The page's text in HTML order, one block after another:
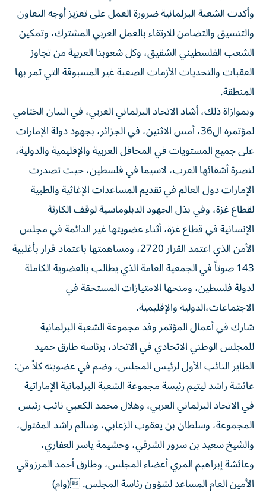
وأكدت الشعبة البرلمانية ضرورة العمل على تعزيز أوجه التعاون
والتنسيق والتضامن للارتقاء بالعمل العربي المشترك، وتمكين
الشعب الفلسطيني الشقيق، وكل شعوبنا العربية من تجاوز
العقبات والتحديات الأزمات الصعبة غير المسبوقة التي تمر بها
المنطقة.
وبموازاة ذلك، أشاد الاتحاد البرلماني العربي، في البيان الختامي
لمؤتمره ال36، أمس الاثنين، في الجزائر، بجهود دولة الإمارات
على جميع المستويات في المحافل العربية والإقليمية والدولية،
لنصرة أشقائها العرب، لاسيما في فلسطين، حيث تصدرت
الإمارات دول العالم في تقديم المساعدات الإغاثية والطبية
لقطاع غزة، وفي بذل الجهود الدبلوماسية لوقف الكارثة
الإنسانية في قطاع غزة، أثناء عضويتها غير الدائمة في مجلس
الأمن الذي اعتمد القرار 2720، ومساهمتها باعتماد قرار بأغلبية
143 صوتاً في الجمعية العامة الذي يطالب بالعضوية الكاملة
لدولة فلسطين، ومنحها الامتيازات المستحقة في
الاجتماعات،الدولية والإقليمية.
شارك في أعمال المؤتمر وفد مجموعة الشعبة البرلمانية
للمجلس الوطني الاتحادي في الاتحاد، برئاسة طارق حميد
الطاير النائب الأول لرئيس المجلس، وضم في عضويته كلاً من:
عائشة راشد ليتيم رئيسة مجموعة الشعبة البرلمانية الإماراتية
في الاتحاد البرلماني العربي، وهلال محمد الكعبي نائب رئيس
المجموعة، وسلطان بن يعقوب الزعابي، وسالم راشد المفتول،
والشيخ سعيد بن سرور الشرقي، وحشيمة ياسر العفاري،
وعائشة إبراهيم المري أعضاء المجلس، وطارق أحمد المرزوقي
الأمين العام المساعد لشؤون رئاسة المجلس. (وام)